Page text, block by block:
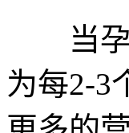
当孕
为每2-3